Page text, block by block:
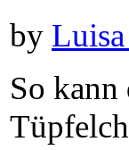
by
So